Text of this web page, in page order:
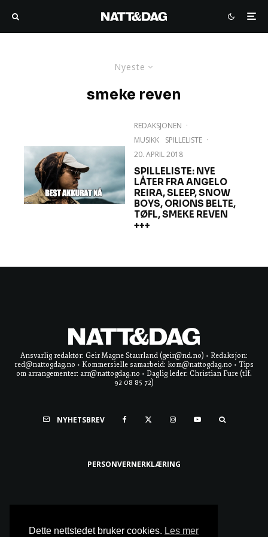
Nyeste
smeke reven
REDAKSJONEN ·
MUSIKK
SPILLELISTE ·
20. APRIL 2018
SPILLELISTE: NYE
LÅTER FRA ANGELO
REIRA, SLEEP, SNOW
BOYS, ORIONS BELTE,
TØFL, SMEKE REVEN
+++
Ansvarlig redaktør: Geir Magne Staurland (geir@nd.no) • Redaksjon:
red@nattogdag.no • Kommersielle samarbeid: kom@nattogdag.no • Tips
om arrangementer: arr@nattogdag.no • Daglig leder: Christian Fure (tlf.
92 08 85 72)
NYHETSBREV
PERSONVERNERKLÆRING
Dette nettstedet bruker cookies. Les mer